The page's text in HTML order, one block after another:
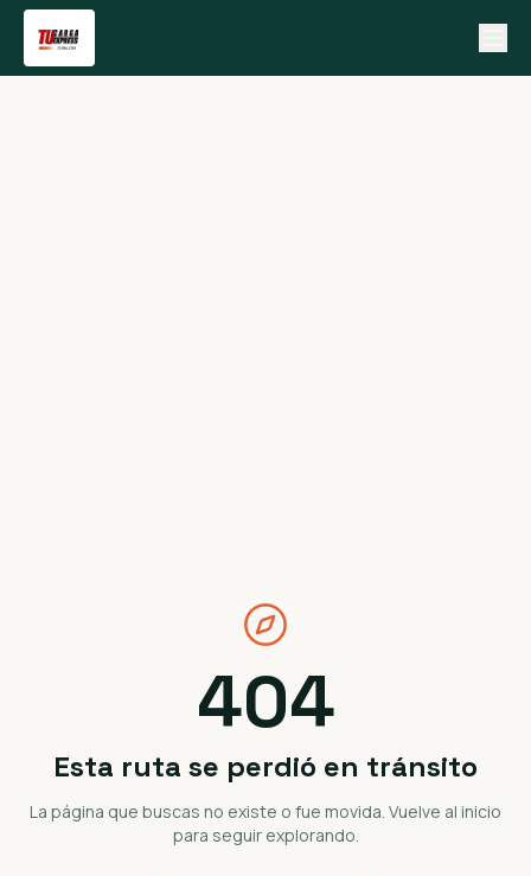
404
Esta ruta se perdió en tránsito
La página que buscas no existe o fue movida. Vuelve al inicio
para seguir explorando.